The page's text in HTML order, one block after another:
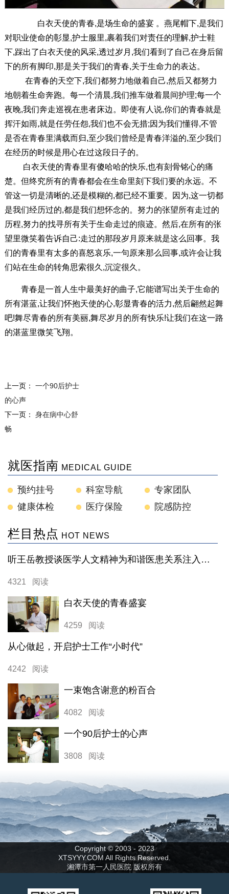
白衣天使的青春,是场生命的盛宴 。燕尾帽下,是我们
对职业使命的彰显,护士服里,裹着我们对责任的理解,护士鞋
下,踩出了白衣天使的风采,透过岁月,我们看到了自己在身后留
下的所有脚印,那是关于我们的青春,关于生命力的表达。
在青春的天空下,我们都努力地做着自己,然后又都努力
地朝着生命奔跑。每一个清晨,我们推车做着晨间护理;每一个
夜晚,我们奔走巡视在患者床边。即使有人说,你们的青春就是
挥汗如雨,就是任劳任怨,我们也不会无措;因为我们懂得,不管
是否在青春里满载而归,至少我们曾经是青春洋溢的,至少我们
在经历的时候是用心在过这段日子的。
白衣天使的青春里有傻哈哈的快乐,也有刻骨铭心的痛
楚。但终究所有的青春都会在生命里刻下我们要的永远。不
管这一切是清晰的,还是模糊的,都已经不重要。因为,这一切都
是我们经历过的,都是我们想怀念的。努力的张望所有走过的
历程,努力的找寻所有关于生命走过的痕迹。然后,在所有的张
望里微笑着告诉自己:走过的那段岁月原来就是这么回事。我
们的青春里有太多的喜怒哀乐,一句原来那么回事,或许会让我
们站在生命的转角思索很久,沉淀很久。
青春是一首人生中最美好的曲子,它能谱写出关于生命的
所有湛蓝,让我们怀抱天使的心,彰显青春的活力,然后翩然起舞
吧!舞尽青春的所有美丽,舞尽岁月的所有快乐!让我们在这一路
的湛蓝里微笑飞翔。
上一页： 一个90后护士
的心声
下一页： 身在病中心舒
畅
就医指南 MEDICAL GUIDE
预约挂号 科室导航
专家团队
健康体检
医疗保险 院感防控
栏目热点 HOT NEWS
听王岳教授谈医学人文精神为和谐医患关系注入正能量
4321 阅读
白衣天使的青春盛宴
4259 阅读
从心做起，开启护士工作“小时代”
4242 阅读
一束饱含谢意的粉百合
4082 阅读
一个90后护士的心声
3808 阅读
Copyright © 2003 - 2023
XTSYYY.COM All Rights Reserved.
湘潭市第一人民医院 版权所有